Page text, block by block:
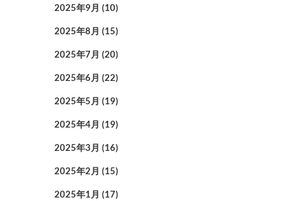
2025年9月 (10)
2025年8月 (15)
2025年7月 (20)
2025年6月 (22)
2025年5月 (19)
2025年4月 (19)
2025年3月 (16)
2025年2月 (15)
2025年1月 (17)